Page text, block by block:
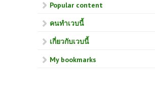
Popular content
คนทำเวบนี้
เกี่ยวกับเวบนี้
My bookmarks